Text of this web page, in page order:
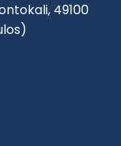
49100